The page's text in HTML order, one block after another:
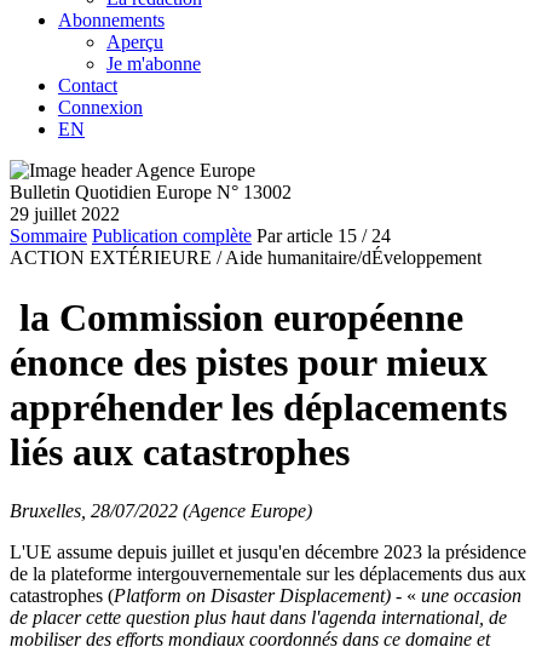
Abonnements
Aperçu
Je m'abonne
Contact
Connexion
EN
Bulletin Quotidien Europe N° 13002
29 juillet 2022
Sommaire Publication complète Par article 15 / 24
ACTION EXTÉRIEURE / Aide humanitaire/dÉveloppement
la Commission européenne
énonce des pistes pour mieux
appréhender les déplacements
liés aux catastrophes
Bruxelles, 28/07/2022 (Agence Europe)
L'UE assume depuis juillet et jusqu'en décembre 2023 la présidence
de la plateforme intergouvernementale sur les déplacements dus aux
catastrophes (Platform on Disaster Displacement) - « une occasion
de placer cette question plus haut dans l'agenda international, de
mobiliser des efforts mondiaux coordonnés dans ce domaine et